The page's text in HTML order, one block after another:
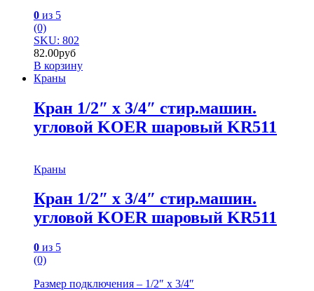
0 из 5
(0)
SKU: 802
82.00руб
В корзину
Краны
Кран 1/2″ х 3/4″ стир.машин.
угловой KOER шаровый KR511
Краны
Кран 1/2″ х 3/4″ стир.машин.
угловой KOER шаровый KR511
0 из 5
(0)
Размер подключения – 1/2″ х 3/4″